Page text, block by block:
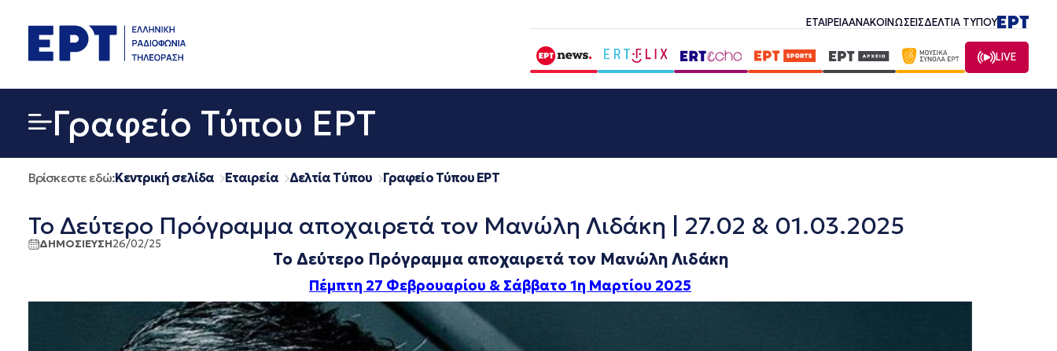
περιεχόμενο
ΕΤΑΙΡΕΙΑΑΝΑΚΟΙΝΩΣΕΙΣΔΕΛΤΙΑ ΤΥΠΟΥ
LIVE
Γραφείο Τύπου ΕΡΤ
Βρίσκεστε εδώ:Κεντρική σελίδα Εταιρεία Δελτία Τύπου Γραφείο Τύπου ΕΡΤ
Το Δεύτερο Πρόγραμμα αποχαιρετά τον Μανώλη Λιδάκη | 27.02 & 01.03.2025
ΔΗΜΟΣΙΕΥΣΗ26/02/25
Το Δεύτερο Πρόγραμμα αποχαιρετά τον Μανώλη Λιδάκη
Πέμπτη 27 Φεβρουαρίου & Σάββατο 1η Μαρτίου 2025